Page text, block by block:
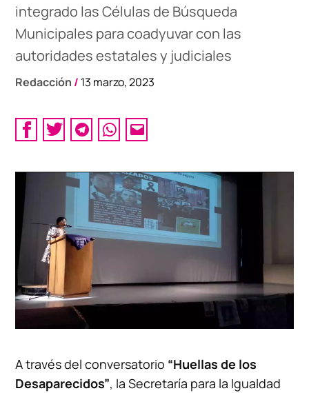
integrado las Células de Búsqueda
Municipales para coadyuvar con las
autoridades estatales y judiciales
Redacción / 13 marzo, 2023
A través del conversatorio “Huellas de los
Desaparecidos”, la Secretaría para la Igualdad